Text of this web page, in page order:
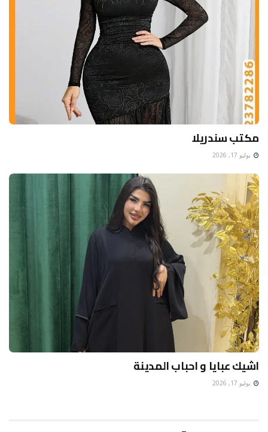
مكتب سندريلا
يوليو 17, 2026
اشيك عبايا و احباب المدينة
يوليو 17, 2026